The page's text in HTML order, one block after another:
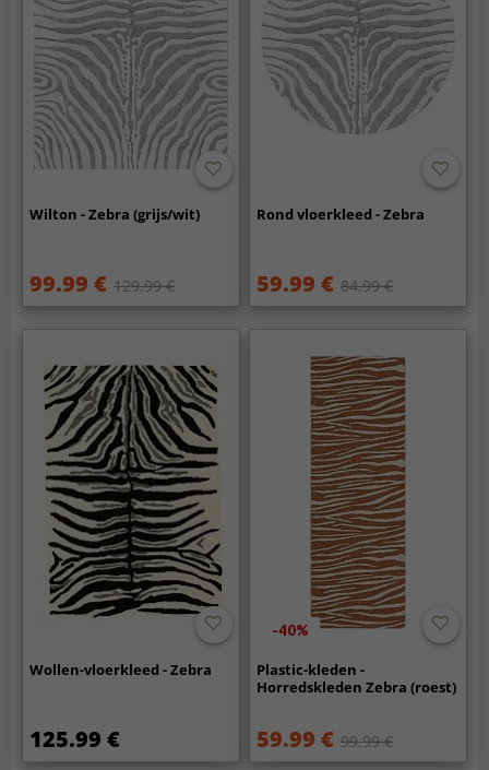
Wilton - Zebra (grijs/wit)
99.99 € 129.99 €
Rond vloerkleed - Zebra
59.99 € 84.99 €
Wollen-vloerkleed - Zebra
125.99 €
-40%
Plastic-kleden -
Horredskleden Zebra (roest)
59.99 € 99.99 €